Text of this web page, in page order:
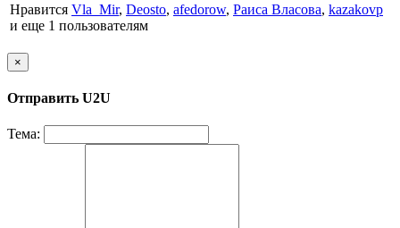
Нравится Vla_Mir, Deosto, afedorow, Раиса Власова, kazakovp
и еще 1 пользователям
×
Отправить U2U
Тема: